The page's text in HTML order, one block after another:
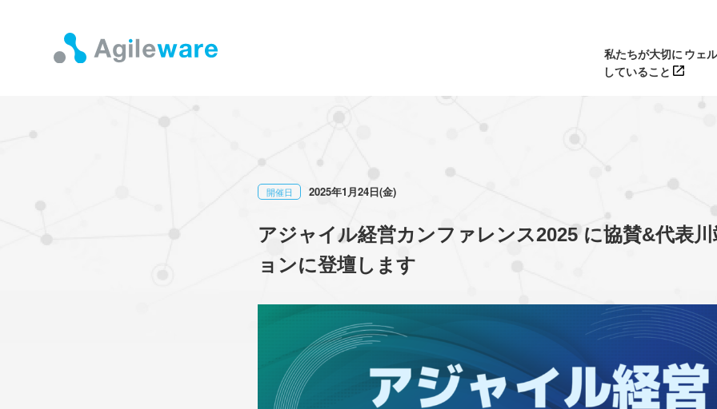
私たちが大切に
していること
ウェ
開催日 2025年1月24日(金)
アジャイル経営カンファレンス2025 に協賛&代表
ョンに登壇します